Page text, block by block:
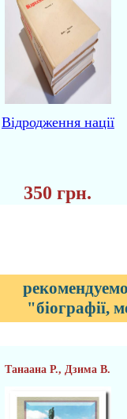
Відродження нації
350 грн.
"біографії,
Танаана Р., Дзима В.